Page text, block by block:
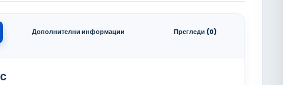
Дополнителни информации Прегледи (0)